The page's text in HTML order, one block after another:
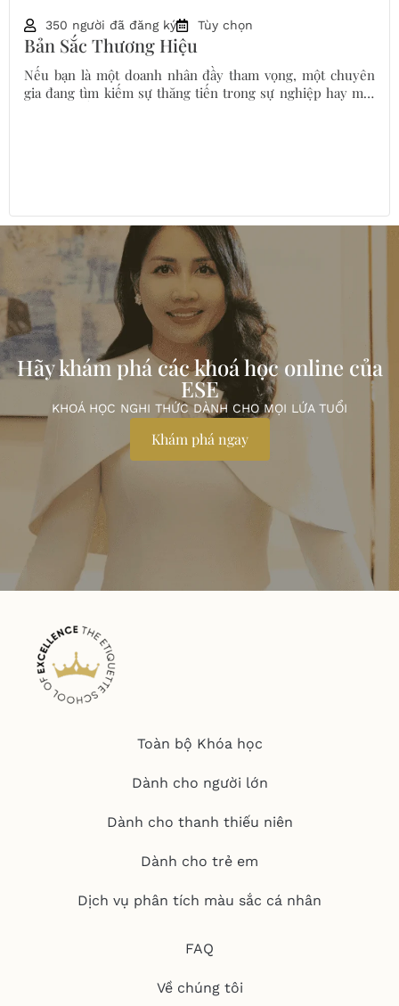
350 người đã đăng ký Tùy chọn
Bản Sắc Thương Hiệu
Nếu bạn là một doanh nhân đầy tham vọng, một chuyên
gia đang tìm kiếm sự thăng tiến trong sự nghiệp hay một
Hãy khám phá các khoá học online của
ESE
KHOÁ HỌC NGHI THỨC DÀNH CHO MỌI LỨA TUỔI
Khám phá ngay
Toàn bộ Khóa học
Dành cho người lớn
Dành cho thanh thiếu niên
Dành cho trẻ em
Dịch vụ phân tích màu sắc cá nhân
FAQ
Về chúng tôi